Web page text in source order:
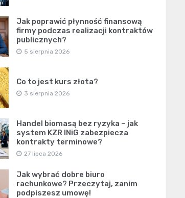
Jak poprawić płynność finansową
firmy podczas realizacji kontraktów
publicznych?
5 sierpnia 2026
Co to jest kurs złota?
3 sierpnia 2026
Handel biomasą bez ryzyka – jak
system KZR INiG zabezpiecza
kontrakty terminowe?
27 lipca 2026
Jak wybrać dobre biuro
rachunkowe? Przeczytaj, zanim
podpiszesz umowę!